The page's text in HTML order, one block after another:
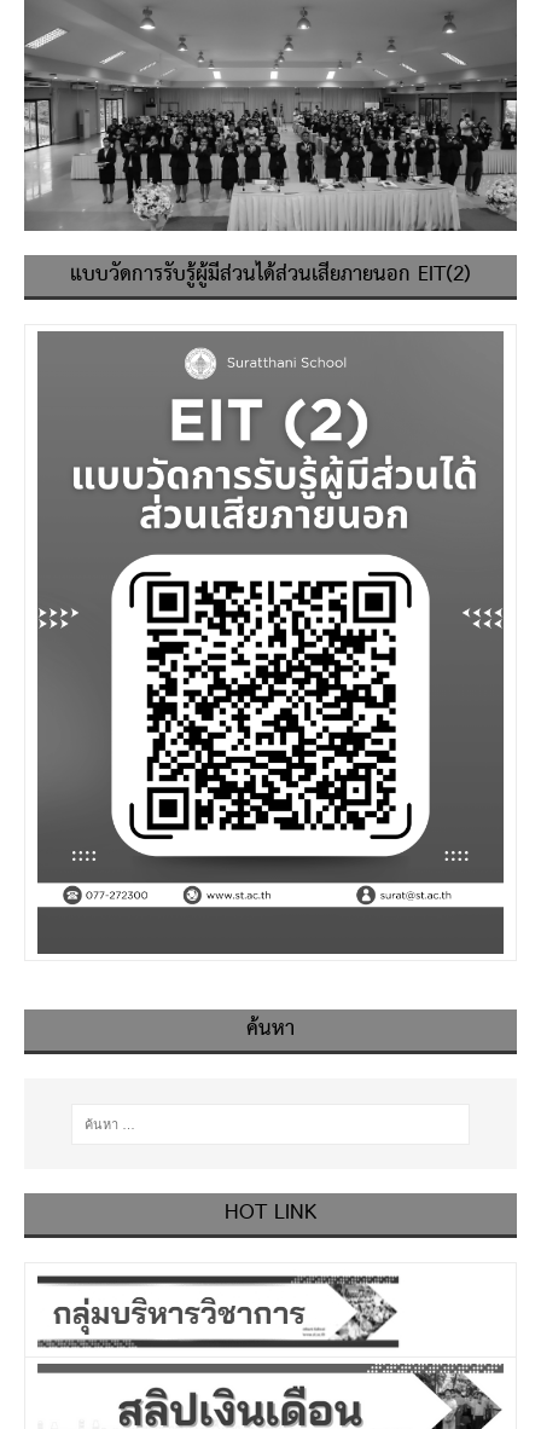
แบบวัดการรับรู้ผู้มีส่วนได้ส่วนเสียภายนอก EIT(2)
ค้นหา
HOT LINK